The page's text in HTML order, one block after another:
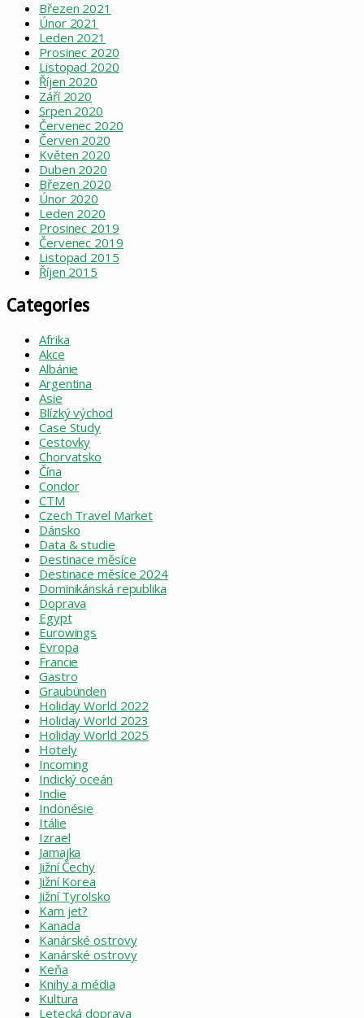
Březen 2021
Únor 2021
Leden 2021
Prosinec 2020
Listopad 2020
Říjen 2020
Září 2020
Srpen 2020
Červenec 2020
Červen 2020
Květen 2020
Duben 2020
Březen 2020
Únor 2020
Leden 2020
Prosinec 2019
Červenec 2019
Listopad 2015
Říjen 2015
Categories
Afrika
Akce
Albánie
Argentina
Asie
Blízký východ
Case Study
Cestovky
Chorvatsko
Čína
Condor
CTM
Czech Travel Market
Dánsko
Data & studie
Destinace měsíce
Destinace měsíce 2024
Dominikánská republika
Doprava
Egypt
Eurowings
Evropa
Francie
Gastro
Graubünden
Holiday World 2022
Holiday World 2023
Holiday World 2025
Hotely
Incoming
Indický oceán
Indie
Indonésie
Itálie
Izrael
Jamajka
Jižní Čechy
Jižní Korea
Jižní Tyrolsko
Kam jet?
Kanada
Kanárské ostrovy
Kanárské ostrovy
Keňa
Knihy a média
Kultura
Letecká doprava